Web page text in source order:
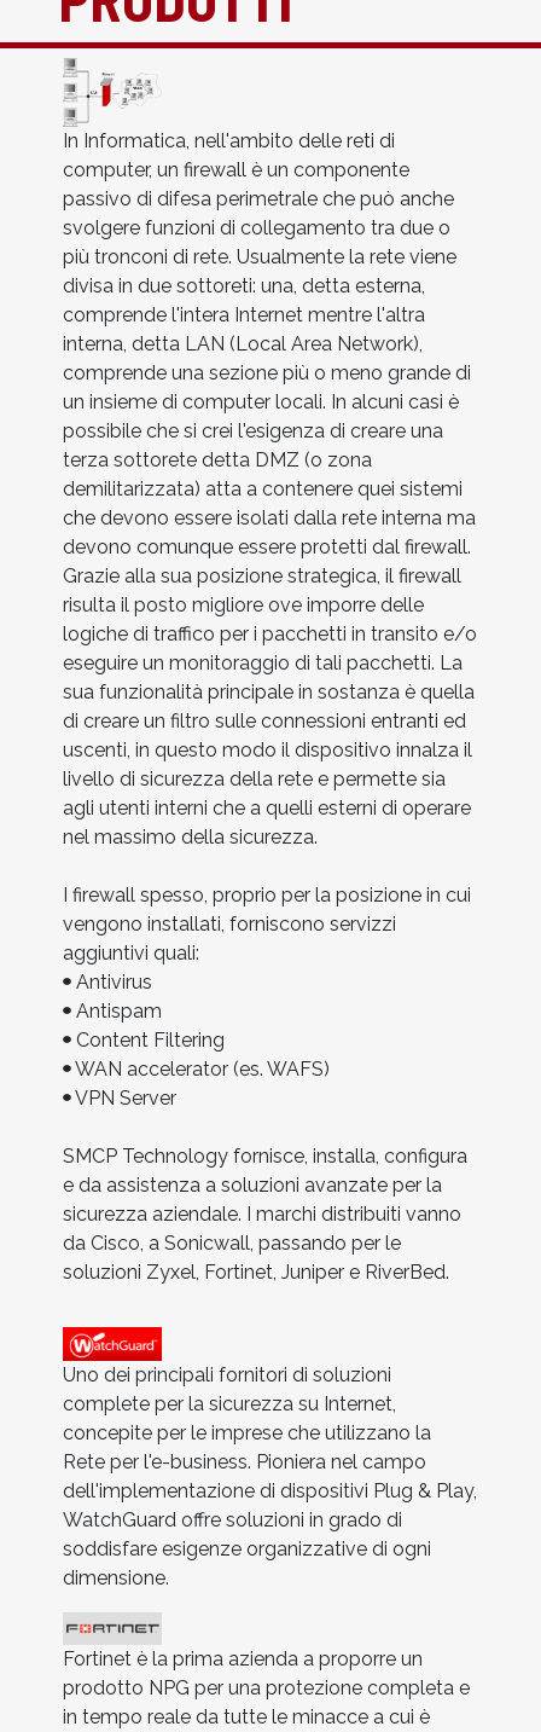
In Informatica, nell'ambito delle reti di
computer, un firewall è un componente
passivo di difesa perimetrale che può anche
svolgere funzioni di collegamento tra due o
più tronconi di rete. Usualmente la rete viene
divisa in due sottoreti: una, detta esterna,
comprende l'intera Internet mentre l'altra
interna, detta LAN (Local Area Network),
comprende una sezione più o meno grande di
un insieme di computer locali. In alcuni casi è
possibile che si crei l'esigenza di creare una
terza sottorete detta DMZ (o zona
demilitarizzata) atta a contenere quei sistemi
che devono essere isolati dalla rete interna ma
devono comunque essere protetti dal firewall.
Grazie alla sua posizione strategica, il firewall
risulta il posto migliore ove imporre delle
logiche di traffico per i pacchetti in transito e/o
eseguire un monitoraggio di tali pacchetti. La
sua funzionalità principale in sostanza è quella
di creare un filtro sulle connessioni entranti ed
uscenti, in questo modo il dispositivo innalza il
livello di sicurezza della rete e permette sia
agli utenti interni che a quelli esterni di operare
nel massimo della sicurezza.
I firewall spesso, proprio per la posizione in cui
vengono installati, forniscono servizzi
aggiuntivi quali:
Antivirus
Antispam
Content Filtering
WAN accelerator (es. WAFS)
VPN Server
SMCP Technology fornisce, installa, configura
e da assistenza a soluzioni avanzate per la
sicurezza aziendale. I marchi distribuiti vanno
da Cisco, a Sonicwall, passando per le
soluzioni Zyxel, Fortinet, Juniper e RiverBed.
Uno dei principali fornitori di soluzioni
complete per la sicurezza su Internet,
concepite per le imprese che utilizzano la
Rete per l'e-business. Pioniera nel campo
dell'implementazione di dispositivi Plug & Play,
WatchGuard offre soluzioni in grado di
soddisfare esigenze organizzative di ogni
dimensione.
Fortinet è la prima azienda a proporre un
prodotto NPG per una protezione completa e
in tempo reale da tutte le minacce a cui è